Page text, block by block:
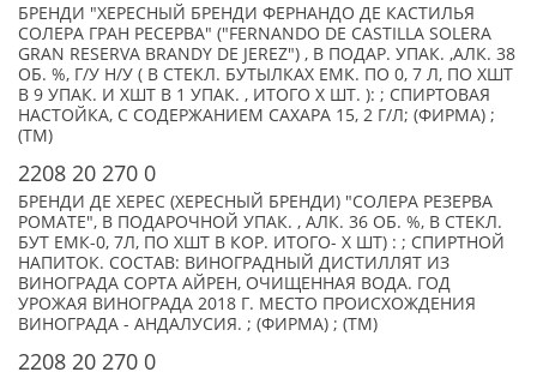
БРЕНДИ "ХЕРЕСНЫЙ БРЕНДИ ФЕРНАНДО ДЕ КАСТИЛЬЯ
СОЛЕРА ГРАН РЕСЕРВА" ("FERNANDO DE CASTILLA SOLERA
GRAN RESERVA BRANDY DE JEREZ") , В ПОДАР. УПАК. ,АЛК. 38
ОБ. %, Г/У Н/У ( В СТЕКЛ. БУТЫЛКАХ ЕМК. ПО 0, 7 Л, ПО XШТ
В 9 УПАК. И XШТ В 1 УПАК. , ИТОГО X ШТ. ): ; СПИРТОВАЯ
НАСТОЙКА, С СОДЕРЖАНИЕМ САХАРА 15, 2 Г/Л; (ФИРМА) ;
(TM)
2208 20 270 0
БРЕНДИ ДЕ ХЕРЕС (ХЕРЕСНЫЙ БРЕНДИ) "СОЛЕРА РЕЗЕРВА
РОМАТЕ", В ПОДАРОЧНОЙ УПАК. , АЛК. 36 ОБ. %, В СТЕКЛ.
БУТ ЕМК-0, 7Л, ПО XШТ В КОР. ИТОГО- X ШТ) : ; СПИРТНОЙ
НАПИТОК. СОСТАВ: ВИНОГРАДНЫЙ ДИСТИЛЛЯТ ИЗ
ВИНОГРАДА СОРТА АЙРЕН, ОЧИЩЕННАЯ ВОДА. ГОД
УРОЖАЯ ВИНОГРАДА 2018 Г. МЕСТО ПРОИСХОЖДЕНИЯ
ВИНОГРАДА - АНДАЛУСИЯ. ; (ФИРМА) ; (TM)
2208 20 270 0